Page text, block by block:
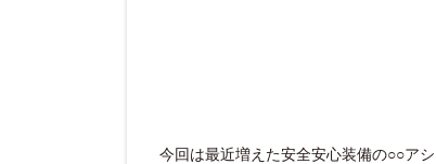
今回は最近増えた安全安心装備の○○ア